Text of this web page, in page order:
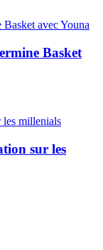
Basket
sur les